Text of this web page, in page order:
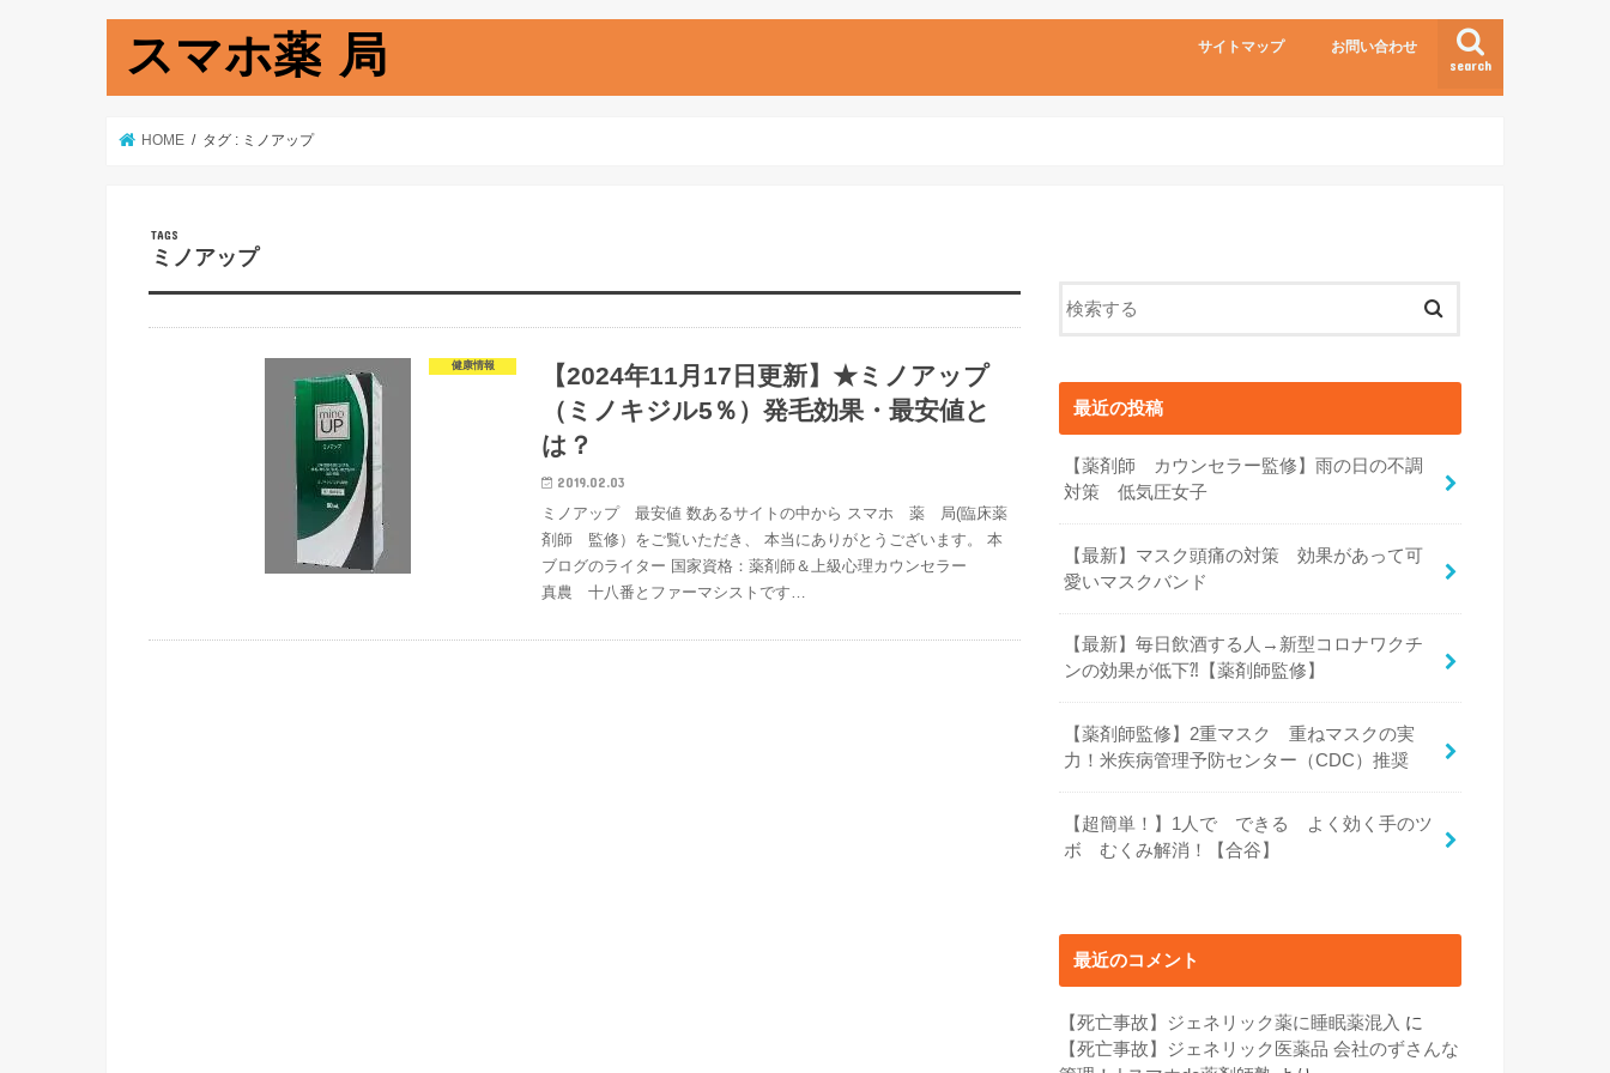
スマホ薬 局 search
サイトマップ お問い合わせ
HOME タグ : ミノアップ
ミノアップ
健康情報
【2024年11月17日更新】★ミノアップ
（ミノキジル5％）発毛効果・最安値と
は？
2019.02.03
ミノアップ 最安値 数あるサイトの中から スマホ 薬 局(臨床薬
剤師 監修）をご覧いただき、 本当にありがとうございます。 本
ブログのライター 国家資格：薬剤師＆上級心理カウンセラー
真農 十八番とファーマシストです…
最近の投稿
【薬剤師 カウンセラー監修】雨の日の不調
対策 低気圧女子
【最新】マスク頭痛の対策 効果があって可
愛いマスクバンド
【最新】毎日飲酒する人→新型コロナワクチ
ンの効果が低下⁈【薬剤師監修】
【薬剤師監修】2重マスク 重ねマスクの実
力！米疾病管理予防センター（CDC）推奨
【超簡単！】1人で できる よく効く手のツ
ボ むくみ解消！【合谷】
最近のコメント
【死亡事故】ジェネリック薬に睡眠薬混入 に
【死亡事故】ジェネリック医薬品 会社のずさんな